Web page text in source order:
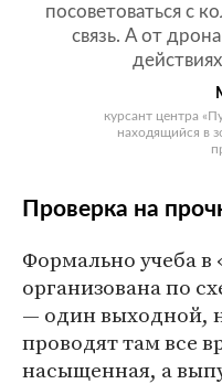
посоветоваться с
связь. А от
курсант центра
находящийся в
Проверка на
Формально учеба в
организована по
— один выходной,
проводят там все
насыщенная, а